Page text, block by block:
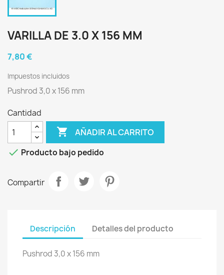
VARILLA DE 3.0 X 156 MM
7,80 €
Impuestos incluidos
Pushrod 3,0 x 156 mm
Cantidad
 AÑADIR AL CARRITO
 Producto bajo pedido
Compartir
Descripción Detalles del producto
Pushrod 3,0 x 156 mm